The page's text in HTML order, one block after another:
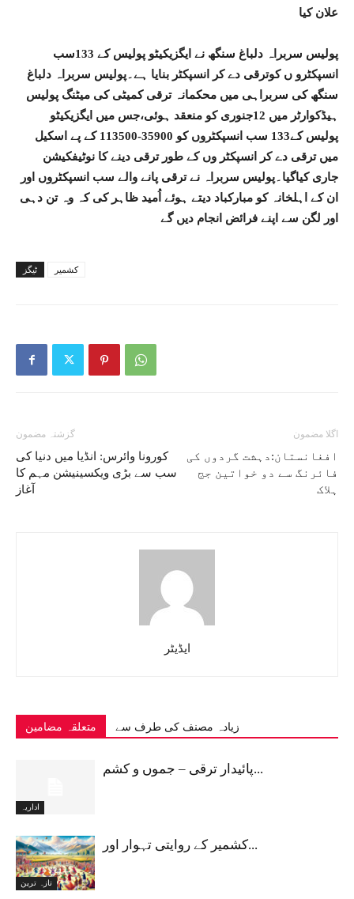
علان کیا
پولیس سربراہ دلباغ سنگھ نے ایگزیکیٹو پولیس کے 133سب
انسپکٹرو ں کوترقی دے کر انسپکٹر بنایا ہے۔پولیس سربراہ دلباغ
سنگھ کی سربراہی میں محکمانہ ترقی کمیٹی کی میٹنگ پولیس
ہیڈکوارٹر میں 12جنوری کو منعقد ہوئی،جس میں ایگزیکیٹو
پولیس کے133 سب انسپکٹروں کو 35900-113500 کے پے اسکیل
میں ترقی دے کر انسپکٹر وں کے طور ترقی دینے کا نوٹیفکیشن
جاری کیاگیا۔پولیس سربراہ نے ترقی پانے والے سب انسپکٹروں اور
ان کے اہلخانہ کو مبارکباد دیتے ہوئے اُمید ظاہر کی کہ وہ تن دہی
اور لگن سے اپنے فرائض انجام دیں گے
ٹیگز کشمیر
گزشتہ مضمون
کورونا وائرس: انڈیا میں دنیا کی
سب سے بڑی ویکسینیشن مہم کا
آغاز
اگلا مضمون
افغانستان:دہشت گردوں کی
فائرنگ سے دو خواتین جج
ہلاک
ایڈیٹر
متعلقہ مضامین زیادہ مصنف کی طرف سے
اداریہ
پائیدار ترقی – جموں و کشم...
تازہ ترین
کشمیر کے روایتی تہوار اور...